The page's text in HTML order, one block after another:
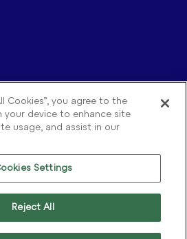
Reserved.
Policy
Cookies”, you agree to the
your device to enhance site
usage, and assist in our
Settings
Reject All